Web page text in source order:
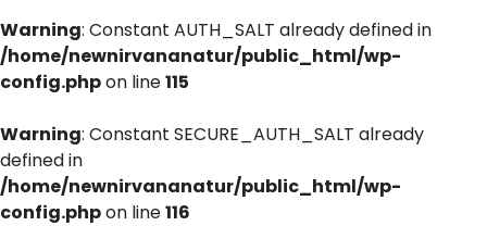
Warning: Constant AUTH_SALT already defined in
/home/newnirvananatur/public_html/wp-
config.phpon line115
Warning: Constant SECURE_AUTH_SALT already
defined in
/home/newnirvananatur/public_html/wp-
config.phpon line116